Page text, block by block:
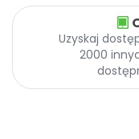
Uzyskaj
2000